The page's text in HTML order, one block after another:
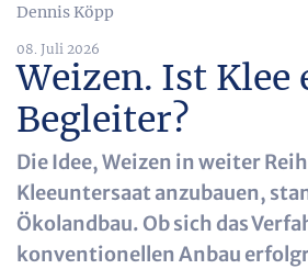
Dennis Köpp
08. Juli 2026
Weizen. Ist Klee
Begleiter?
Die Idee, Weizen in weiter
Kleeuntersaat anzubauen,
Ökolandbau. Ob sich das
konventionellen Anbau